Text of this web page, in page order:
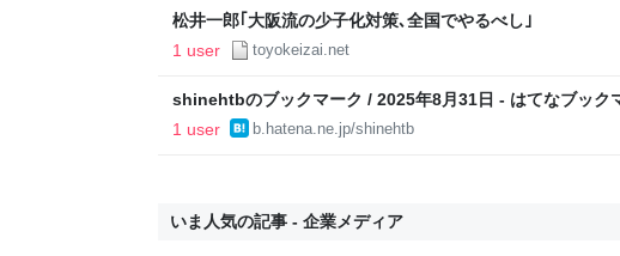
松井一郎｢大阪流の少子化対策､全国でやるべし｣
1 user
toyokeizai.net
shinehtbのブックマーク / 2025年8月31日 - はてなブック
1 user
b.hatena.ne.jp/shinehtb
いま人気の記事 - 企業メディア